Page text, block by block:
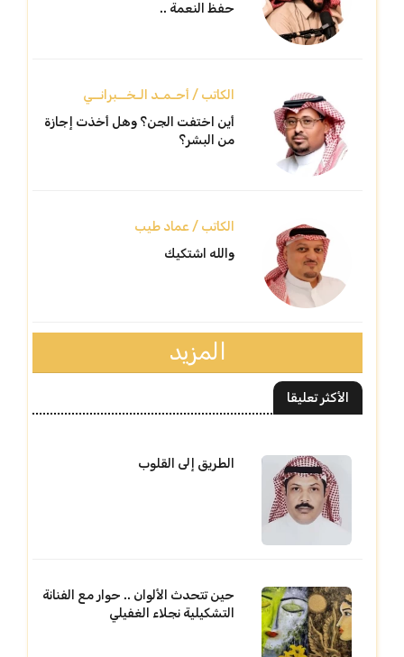
حفظ النعمة ..
الكاتب / أحـمـد الـخــبرانــي
أين اختفت الجن؟ وهل أخذت إجازة
من البشر؟
الكاتب / عماد طيب
والله اشتكيك
المزيد
الأكثر تعليقا
الطريق إلى القلوب
حين تتحدث الألوان .. حوار مع الفنانة
التشكيلية نجلاء الغفيلي